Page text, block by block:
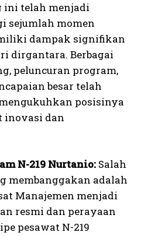
ini telah menjadi
sejumlah momen
dampak signifikan
dirgantara. Berbagai
peluncuran program,
besar telah
posisinya
inovasi dan
N-219 Nurtanio: Salah
membanggakan adalah
Manajemen menjadi
resmi dan perayaan
pesawat N-219